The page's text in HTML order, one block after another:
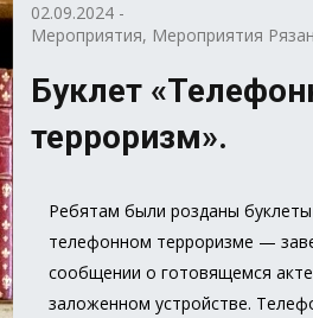
02.09.2024 -
Мероприятия, Мероприятия
Буклет
терроризм».
Ребятам были розданы
телефонном терроризме —
сообщении о готовящемся
заложенном устройстве.